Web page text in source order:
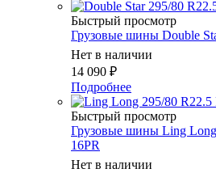
Быстрый просмотр
Грузовые шины Double
Нет в наличии
14 090 ₽
Подробнее
Быстрый просмотр
Грузовые шины Ling
16PR
Нет в наличии